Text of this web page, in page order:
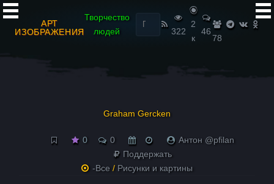
АРТ
ИЗОБРАЖЕНИЯ
Творчество
людей
Найти:
322
2
к
46
78
Graham Gercken
0 0
Антон @pfilan
Поддержать
-Все / Рисунки и картины